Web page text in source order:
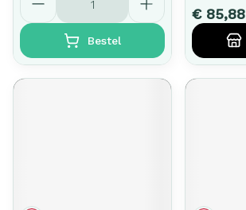
Bestel
€ 85,88